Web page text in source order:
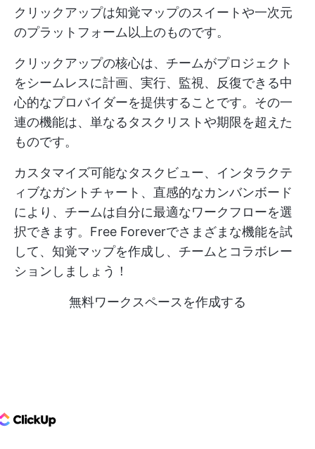
クリックアップは知覚マップのスイートや一次元
のプラットフォーム以上のものです。
クリックアップの核心は、チームがプロジェクト
をシームレスに計画、実行、監視、反復できる中
心的なプロバイダーを提供することです。その一
連の機能は、単なるタスクリストや期限を超えた
ものです。
カスタマイズ可能なタスクビュー、インタラクテ
ィブなガントチャート、直感的なカンバンボード
により、チームは自分に最適なワークフローを選
択できます。Free Foreverでさまざまな機能を試
して、知覚マップを作成し、チームとコラボレー
ションしましょう！
無料ワークスペースを作成する
Logo